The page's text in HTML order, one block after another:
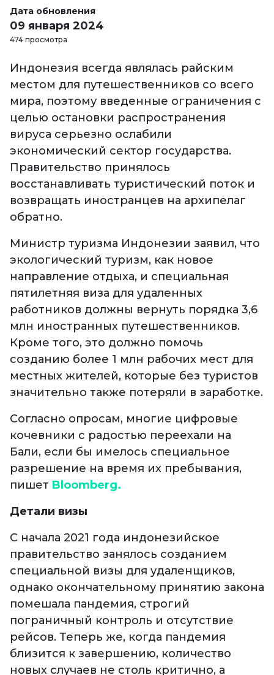
Дата обновления
09 января 2024
474 просмотра
Индонезия всегда являлась райским
местом для путешественников со всего
мира, поэтому введенные ограничения с
целью остановки распространения
вируса серьезно ослабили
экономический сектор государства.
Правительство принялось
восстанавливать туристический поток и
возвращать иностранцев на архипелаг
обратно.
Министр туризма Индонезии заявил, что
экологический туризм, как новое
направление отдыха, и специальная
пятилетняя виза для удаленных
работников должны вернуть порядка 3,6
млн иностранных путешественников.
Кроме того, это должно помочь
созданию более 1 млн рабочих мест для
местных жителей, которые без туристов
значительно также потеряли в заработке.
Согласно опросам, многие цифровые
кочевники с радостью переехали на
Бали, если бы имелось специальное
разрешение на время их пребывания,
пишет Bloomberg.
Детали визы
С начала 2021 года индонезийское
правительство занялось созданием
специальной визы для удаленщиков,
однако окончательному принятию закона
помешала пандемия, строгий
пограничный контроль и отсутствие
рейсов. Теперь же, когда пандемия
близится к завершению, количество
новых случаев не столь критично, а